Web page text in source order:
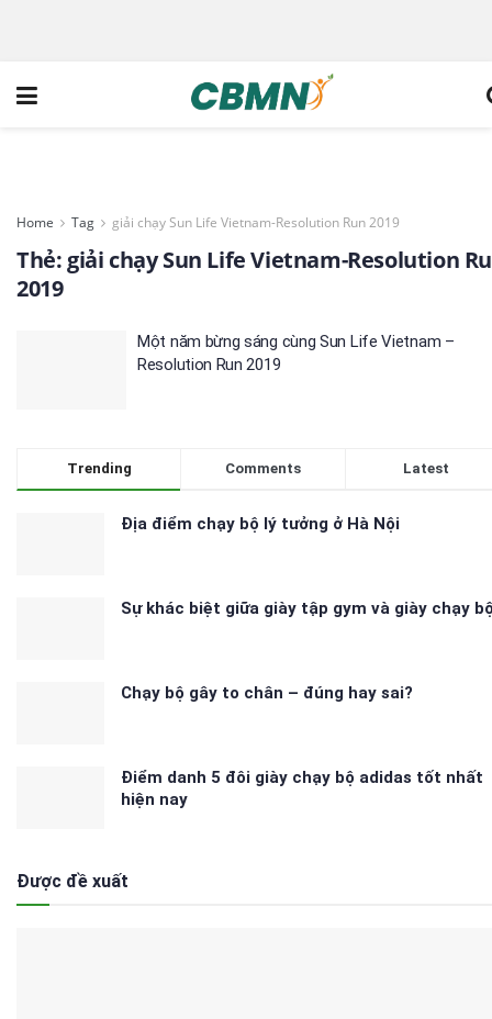
Home Tag giải chạy Sun Life Vietnam-Resolution Run 2019
Thẻ: giải chạy Sun Life Vietnam-Resolution
2019
Một năm bừng sáng cùng Sun Life Vietnam –
Resolution Run 2019
Trending Comments Latest
Địa điểm chạy bộ lý tưởng ở Hà Nội
Sự khác biệt giữa giày tập gym và giày chạy
Chạy bộ gây to chân – đúng hay sai?
Điểm danh 5 đôi giày chạy bộ adidas tốt nhất
hiện nay
Được đề xuất